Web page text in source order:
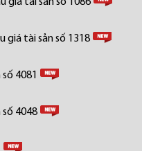
giá tài sản số 1318
4081
4048